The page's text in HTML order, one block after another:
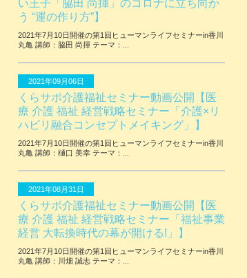
い王子「脇田 尚揮」のコロナに立ち向か
う “運の作り方”】
2021年7月10日開催の第1回ヒューマンライフセミナーin香川
丸亀 講師：脇田 尚揮 テーマ：...
2021年09月06日
くらサポ介護福祉セミナー動画公開【医
療 介護 福祉 経営戦略セミナー「介護×リ
ハビリ融合コンセプトメイキング」】
2021年7月10日開催の第1回ヒューマンライフセミナーin香川
丸亀 講師：樋口 美幸 テーマ：...
2021年08月31日
くらサポ介護福祉セミナー動画公開【医
療 介護 福祉 経営戦略セミナー「福祉事業
経営 大転換時代の幕が開ける!」】
2021年7月10日開催の第1回ヒューマンライフセミナーin香川
丸亀 講師：川畑 誠志 テーマ：...